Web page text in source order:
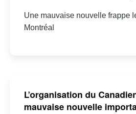
Une mauvaise nouvelle frappe
Montréal
L’organisation du
mauvaise nouvelle